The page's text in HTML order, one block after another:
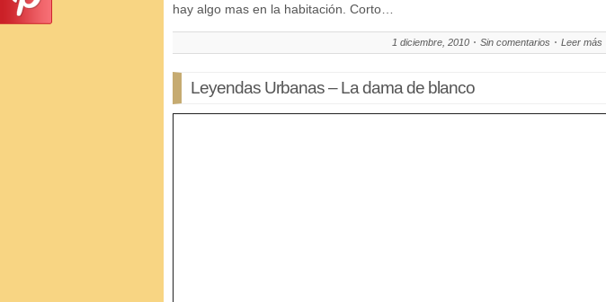
hay algo mas en la habitación. Corto…
1 diciembre, 2010 Sin comentarios Leer más
Leyendas Urbanas – La dama de blanco